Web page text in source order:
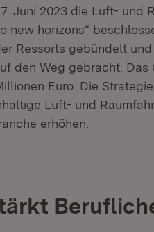
Juni 2023 die Luft- und
new horizons“
Ressorts gebündelt
den Weg gebracht.
Euro. Die
Luft- und
erhöhen.